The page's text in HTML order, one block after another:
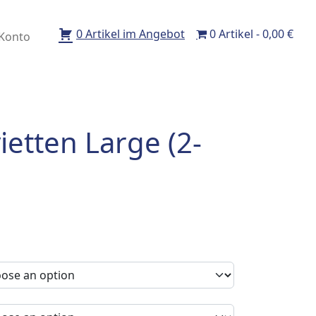
0 Artikel im Angebot 0 Artikel 0,00 €
Large (2-